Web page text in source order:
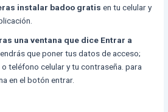
instalar badoo gratis en tu celular y
una ventana que dice Entrar a
que poner tus datos de acceso;
teléfono celular y tu contraseña. para
en el botón entrar.